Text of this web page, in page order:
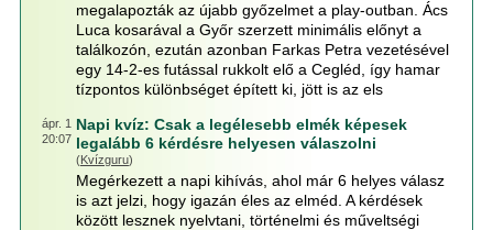
megalapozták az újabb győzelmet a play-outban. Ács
Luca kosarával a Győr szerzett minimális előnyt a
találkozón, ezután azonban Farkas Petra vezetésével
egy 14-2-es futással rukkolt elő a Cegléd, így hamar
tízpontos különbséget épített ki, jött is az els
ápr. 1
20:07
Napi kvíz: Csak a legélesebb elmék képesek
legalább 6 kérdésre helyesen válaszolni
(Kvízguru)
Megérkezett a napi kihívás, ahol már 6 helyes válasz
is azt jelzi, hogy igazán éles az elméd. A kérdések
között lesznek nyelvtani, történelmi és műveltségi